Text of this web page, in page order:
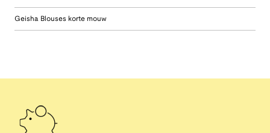
Geisha Blouses korte mouw